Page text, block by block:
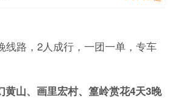
线路，2人成行，一团一单，专车
黄山、画里宏村、篁岭赏花4天3晚